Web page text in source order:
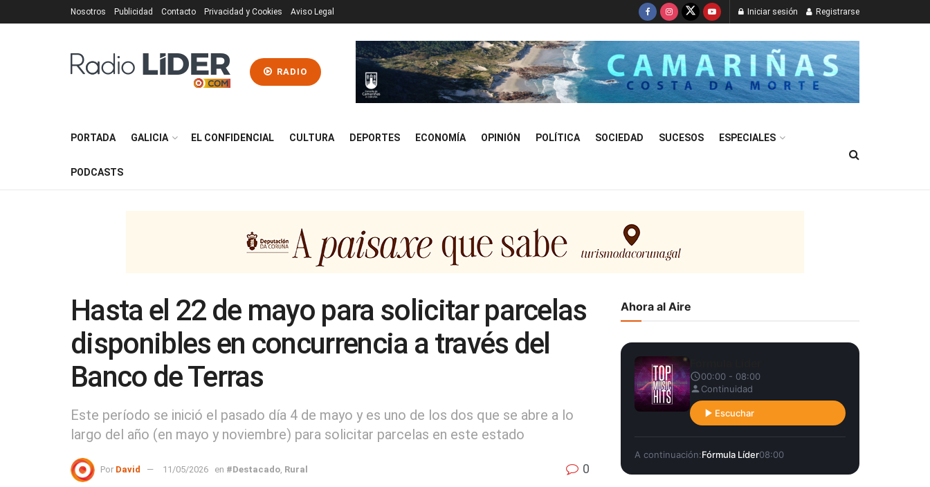
Nosotros Publicidad Contacto Privacidad y Cookies Aviso Legal Iniciar sesión Registrarse
RADIO
PORTADA GALICIA EL CONFIDENCIAL CULTURA DEPORTES ECONOMÍA OPINIÓN POLÍTICA SOCIEDAD SUCESOS ESPECIALES
PODCASTS
Hasta el 22 de mayo para solicitar parcelas
disponibles en concurrencia a través del
Banco de Terras
Este período se inició el pasado día 4 de mayo y es uno de los dos que se abre a lo
largo del año (en mayo y noviembre) para solicitar parcelas en este estado
Por David 11/05/2026 en #Destacado Rural 0
Ahora al Aire
00:00 - 08:00
Continuidad
Escuchar
A continuación:Fórmula Líder08:00